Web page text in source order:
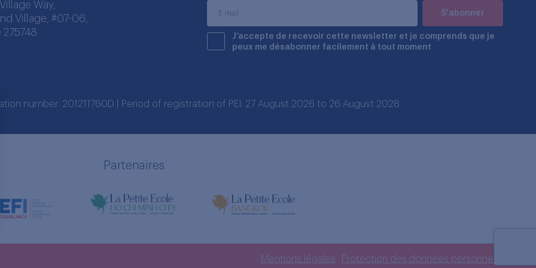
Way,
Village, #07-06,
J’accepte de recevoir cette newsletter et je comprends que je
peux me désabonner facilement à tout moment
number: 201211760D | Period of registration of PEI: 27 August 2026 to 26 August 2028
Partenaires
Mentions légales Protection des données personnelles
de confidentialité, en garantissant la conformité avec les réglementations. Personnalisez vos préférences pour